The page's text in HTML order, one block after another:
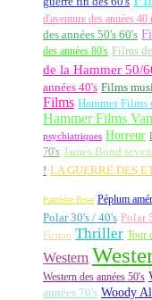
d'aventure des années 40
des années 50's 60's
des années 80's Films
de la Hammer 50/
années 40's Films
Films Hammer Films
Hammer Films
psychiatriques Horreur
70's James Bond
! LA GUERRE DES
Panthère Rose Péplum
Polar 30's / 40's Polar
Fiction Thriller Tour
Western
Western des années 50's
années 70's Woody